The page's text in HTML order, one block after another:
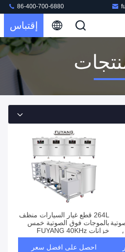
86-400-700-6880
إقتباس
264L قطع غيار السيارات منظف
بالموجات فوق الصوتية خمس
خزانات FUYANG 40KHz
احصل على افضل سعر